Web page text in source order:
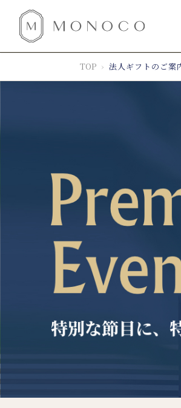
毎日
TOP 法人ギフトのご案